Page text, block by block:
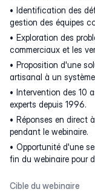
Identification des
gestion des équipes
Exploration des
commerciaux et les
Proposition d'une
artisanal à un
Intervention des 10
experts depuis 1996.
Réponses en direct
pendant le webinaire.
Opportunité d'une
fin du webinaire pour
Cible du webinaire